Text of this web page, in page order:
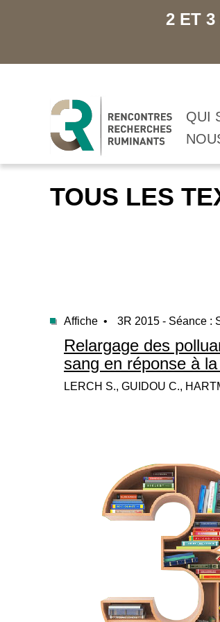
2 ET 3
QUI
TOUS LES
Affiche • 3R 2015 - Séance :
Relargage des
sang en réponse à
LERCH S., GUIDOU C.,